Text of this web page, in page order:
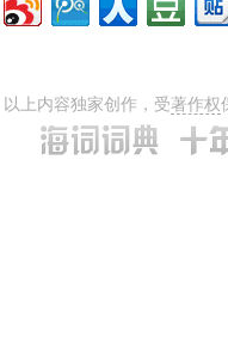
以上内容独家创作，受著作权